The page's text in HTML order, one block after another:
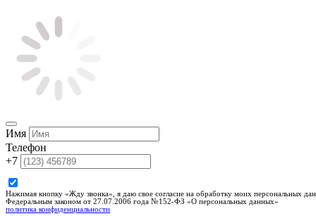
Имя
Телефон
+7
Нажимая кнопку «Жду звонка», я даю свое согласие на обработку моих персональных
Федеральным законом от 27.07.2006 года №152-ФЗ «О персональных данных»
политика конфиденциальности